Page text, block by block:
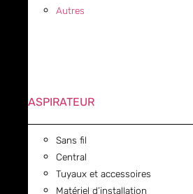
Autres
ASPIRATEUR
Sans fil
Central
Tuyaux et accessoires
Matériel d’installation